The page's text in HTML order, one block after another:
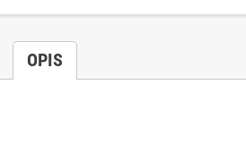
OPIS